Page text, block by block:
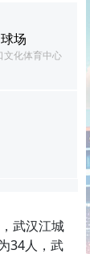
球场
文化体育中心
武汉江城
34人，武